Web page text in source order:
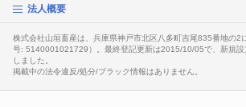
法人概要
株式会社山垣畜産は、兵庫県神戸市北区八多町吉尾835番地の2
号: 5140001021729）。最終登記更新は2015/10/05で、新規設
しました。
掲載中の法令違反/処分/ブラック情報はありません。